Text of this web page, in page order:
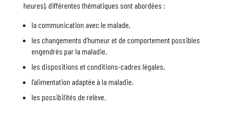
heures), différentes thématiques sont abordées :
la communication avec le malade,
les changements d’humeur et de comportement possibles
engendrés par la maladie,
les dispositions et conditions-cadres légales,
l’alimentation adaptée à la maladie,
les possibilités de relève.